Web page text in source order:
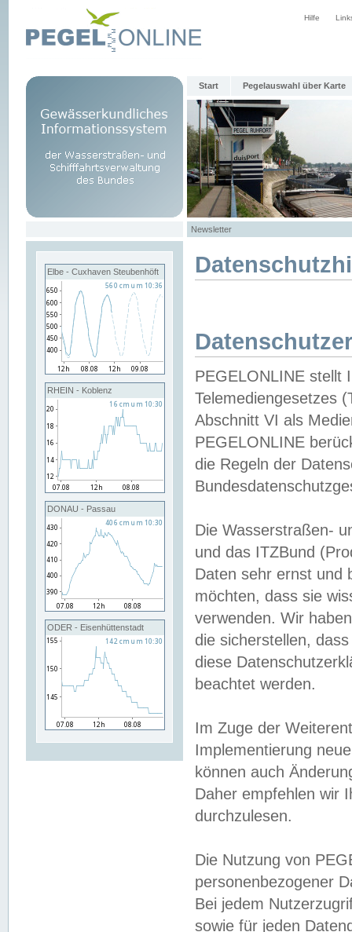
Hilfe
Start Pegelauswahl über Karte
Newsletter
Elbe - Cuxhaven Steubenhöft
RHEIN - Koblenz
DONAU - Passau
ODER - Eisenhüttenstadt
PEGELONLINE stellt
Telemediengesetzes
Abschnitt VI als
PEGELONLINE
die Regeln der
Die Wasserstraßen-
und das ITZBund
Daten sehr ernst und
möchten, dass sie
verwenden. Wir
die sicherstellen,
diese
beachtet werden.
Im Zuge der
Implementierung
können auch
Daher empfehlen wir
durchzulesen.
Die Nutzung von
personenbezogener
Bei jedem
sowie für jeden